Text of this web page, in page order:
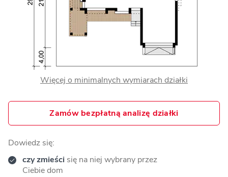
Więcej o minimalnych wymiarach działki
Zamów bezpłatną analizę działki
Dowiedz się:
czy zmieści się na niej wybrany przez
Ciebie dom